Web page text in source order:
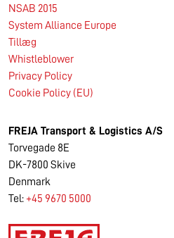
NSAB 2015
System Alliance Europe
Tillæg
Whistleblower
Privacy Policy
Cookie Policy (EU)
FREJA Transport & Logistics A/S
Torvegade 8E
DK-7800 Skive
Denmark
Tel: +45 9670 5000